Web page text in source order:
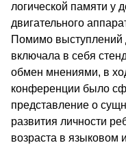
логической памяти у
двигательного
Помимо выступлений
включала в себя
обмен мнениями, в
конференции было
представление о
развития личности
возраста в языковом